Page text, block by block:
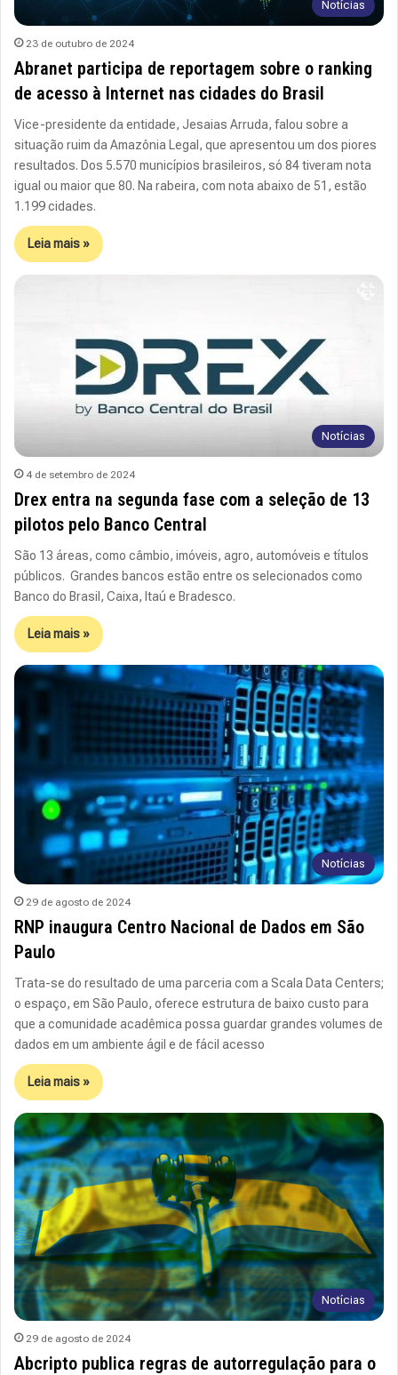
Notícias
23 de outubro de 2024
Abranet participa de reportagem sobre o ranking
de acesso à Internet nas cidades do Brasil
Vice-presidente da entidade, Jesaias Arruda, falou sobre a
situação ruim da Amazônia Legal, que apresentou um dos piores
resultados. Dos 5.570 municípios brasileiros, só 84 tiveram nota
igual ou maior que 80. Na rabeira, com nota abaixo de 51, estão
1.199 cidades.
Leia mais »
Notícias
4 de setembro de 2024
Drex entra na segunda fase com a seleção de 13
pilotos pelo Banco Central
São 13 áreas, como câmbio, imóveis, agro, automóveis e títulos
públicos. Grandes bancos estão entre os selecionados como
Banco do Brasil, Caixa, Itaú e Bradesco.
Leia mais »
Notícias
29 de agosto de 2024
RNP inaugura Centro Nacional de Dados em São
Paulo
Trata-se do resultado de uma parceria com a Scala Data Centers;
o espaço, em São Paulo, oferece estrutura de baixo custo para
que a comunidade acadêmica possa guardar grandes volumes de
dados em um ambiente ágil e de fácil acesso
Leia mais »
Notícias
29 de agosto de 2024
Abcripto publica regras de autorregulação para o